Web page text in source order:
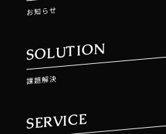
お知らせ
SOLUTION
課題解決
SERVICE